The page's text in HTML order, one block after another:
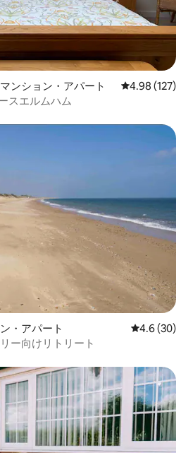
ンション・アパート レビュー127
4.98 (127)
スエルムハム
・アパート レビュー30
4.6 (30)
ー向けリトリート